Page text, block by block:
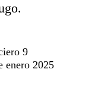
9
enero 2025